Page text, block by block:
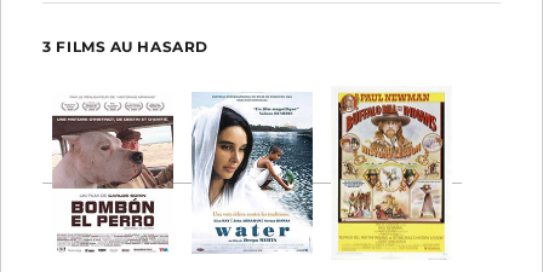
3 FILMS AU HASARD